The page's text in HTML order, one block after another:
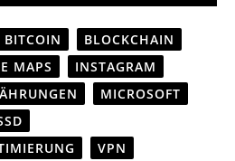
BITCOIN
BLOCKCHAIN
MAPS
INSTAGRAM
MICROSOFT
VPN